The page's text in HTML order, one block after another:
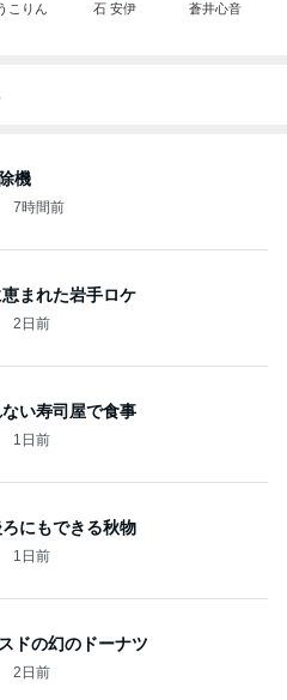
こりん 石 安伊 蒼井心音
機
7時間前
まれた岩手ロケ
2日前
い寿司屋で食事
1日前
にもできる秋物
1日前
ドの幻のドーナツ
2日前